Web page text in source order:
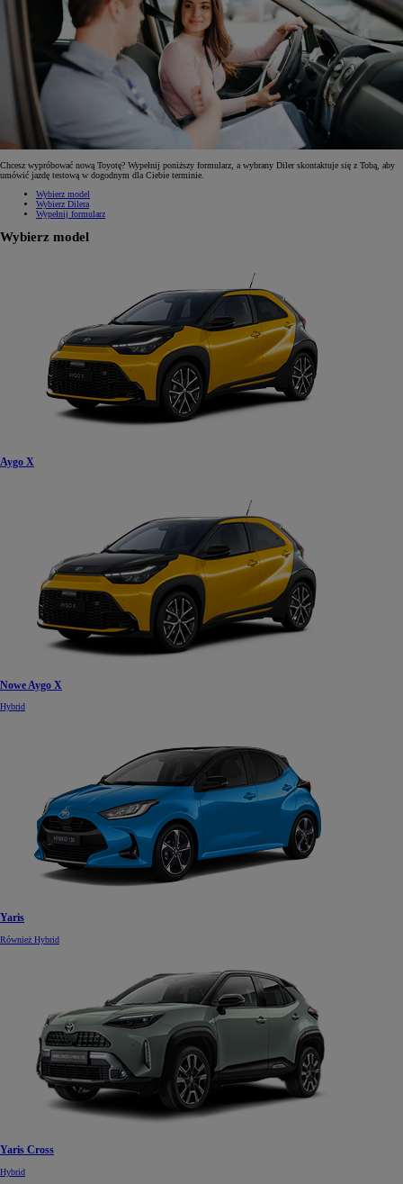
Chcesz wypróbować nową Toyotę? Wypełnij poniższy formularz, a wybrany Diler skontaktuje się z Tobą, aby
umówić jazdę testową w dogodnym dla Ciebie terminie.
Wybierz model
Wybierz Dilera
Wypełnij formularz
Wybierz model
Aygo X
Nowe Aygo X
Hybrid
Yaris
Również Hybrid
Yaris Cross
Hybrid